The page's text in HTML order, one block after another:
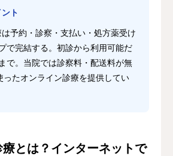
ト
予約・診察・支払い・処方薬受け
で完結する。初診から利用可能だ
で。当院では診察料・配送料が無
ったオンライン診療を提供してい
とは？インターネットで